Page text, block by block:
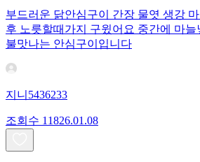
부드러운 닭안심구이 간장 물엿 생강
후 노릇할때가지 구윘어요 중간에 마늘
불맛나는 안심구이입니다
지니5436233
조회수 11826.01.08